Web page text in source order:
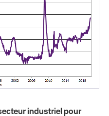
industriel pour